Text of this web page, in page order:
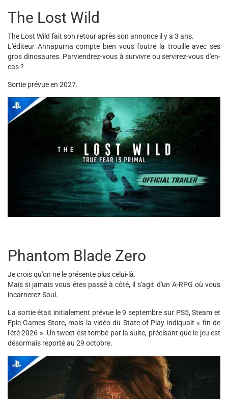
The Lost Wild
The Lost Wild fait son retour après son annonce il y a 3 ans.
L'éditeur Annapurna compte bien vous foutre la trouille avec ses
gros dinosaures. Parviendrez-vous à survivre ou servirez-vous d'en-
cas ?
Sortie prévue en 2027.
Phantom Blade Zero
Je crois qu'on ne le présente plus celui-là.
Mais si jamais vous êtes passé à côté, il s'agit d'un A-RPG où vous
incarnerez Soul.
La sortie était initialement prévue le 9 septembre sur PS5, Steam et
Epic Games Store, mais la vidéo du State of Play indiquait « fin de
l'été 2026 ». Un tweet est tombé par la suite, précisant que le jeu est
désormais reporté au 29 octobre.